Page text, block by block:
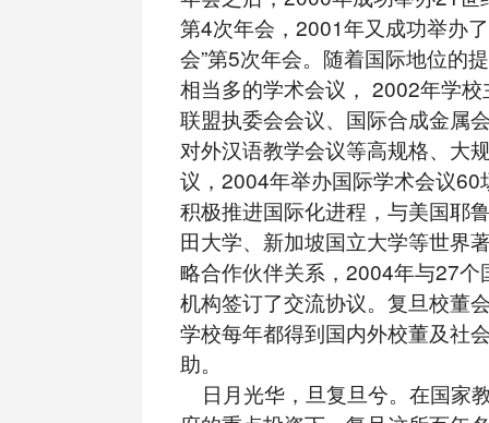
第4次年会，2001年又成功举办
会”第5次年会。随着国际地位的
相当多的学术会议， 2002年学
联盟执委会会议、国际合成金属
对外汉语教学会议等高规格、大
议，2004年举办国际学术会议60
积极推进国际化进程，与美国耶
田大学、新加坡国立大学等世界
略合作伙伴关系，2004年与27个
机构签订了交流协议。复旦校董
学校每年都得到国内外校董及社
助。
日月光华，旦复旦兮。在国家